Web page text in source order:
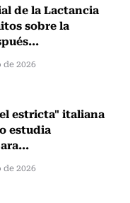
de la Lactancia
sobre la
2026
estricta" italiana
estudia
2026